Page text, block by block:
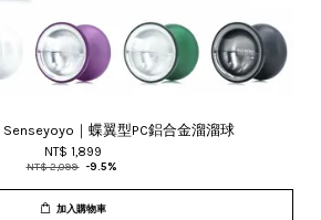
｜蝶翼型PC鋁合金溜溜球
NT$ 1,899
NT$ 2,099 -9.5%
加入購物車